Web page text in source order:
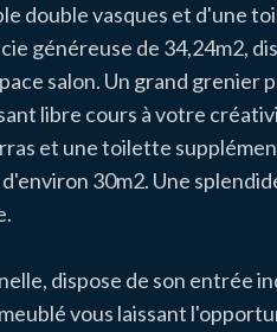
double vasques et d'une
généreuse de 34,24m2,
salon. Un grand
libre cours à votre
et une toilette
30m2. Une
dispose de son entrée
vous laissant